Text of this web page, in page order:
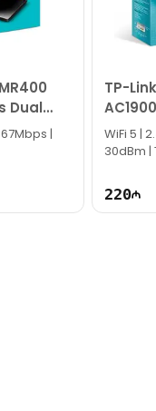
Dual
|
TP-
Router
WiFi 5 |
30dBm |
220